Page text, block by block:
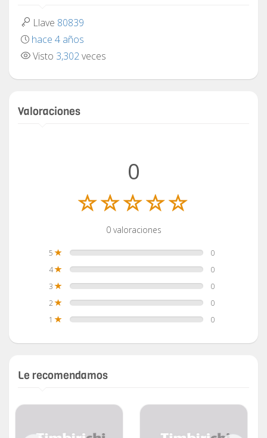
Llave 80839
hace 4 años
Visto 3,302veces
Valoraciones
0
0 valoraciones
5
0
4
0
3
0
2
0
1
0
Le recomendamos